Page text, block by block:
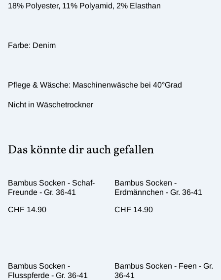
18% Polyester, 11% Polyamid, 2% Elasthan
Farbe: Denim
Pflege & Wäsche: Maschinenwäsche bei 40°Grad
Nicht in Wäschetrockner
Das könnte dir auch gefallen
Bambus Socken - Schaf-
Freunde - Gr. 36-41
CHF 14.90
Bambus Socken -
Erdmännchen - Gr. 36-41
CHF 14.90
Bambus Socken -
Flusspferde - Gr. 36-41
Bambus Socken - Feen - Gr.
36-41